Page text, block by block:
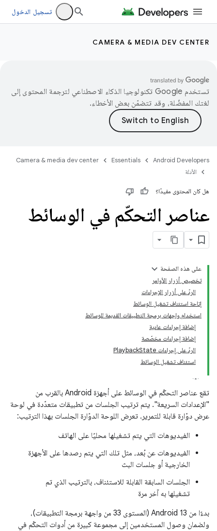
تسجيل الدخول
CAMERA & MEDIA DEV CENTER
تستخدم Google تكنولوجيا الذكاء الاصطناعي لترجمة المحتوى إلى
لغتك المفضّلة، وقد تتضمّن بعض الأخطاء.
Android Developers
Essentials
Camera & media dev center
الأدلة
هل كان المحتوى مفيدًا؟
عناصر التحكّم في الوسائط
على هذه الصفحة
تخصيص أزرار الأوامر
الردّ على أزرار الإجراءات
إتاحة استئناف تشغيل الوسائط
استخدام واجهات برمجة التطبيقات القديمة للوسائط
إضافة إجراءات عادية
إضافة إجراءات مخصّصة
الردّ على إجراءات PlaybackState
استئناف تشغيل الوسائط
تقع عناصر التحكّم في الوسائط على أجهزة Android بالقرب من
"الإعدادات السريعة". يتم ترتيب الجلسات من تطبيقات متعدّدة في لوحة
عرض دوّارة قابلة للتمرير. تعرض اللوحة الدوّارة الجلسات بهذا الترتيب:
الفيديوهات التي يتم تشغيلها محليًا على الهاتف
الفيديوهات عن بُعد، مثل تلك التي يتم رصدها على الأجهزة
الخارجية أو جلسات البث
الجلسات السابقة القابلة للاستئناف، بالترتيب الذي تم
تشغيلها به آخر مرة
بدءًا من Android 13 (المستوى 33 من واجهة برمجة التطبيقات)،
ولضمان وصول المستخدمين إلى مجموعة كبيرة من أدوات التحكّم في